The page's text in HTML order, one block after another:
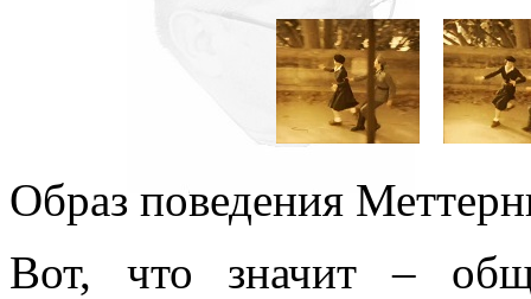
Образ поведения
Вот, что значит –